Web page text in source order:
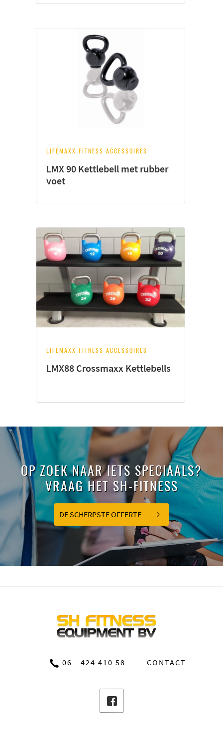
LIFEMAXX FITNESS ACCESSOIRES
LMX 90 Kettlebell met rubber
voet
LIFEMAXX FITNESS ACCESSOIRES
LMX88 Crossmaxx Kettlebells
OP ZOEK NAAR IETS SPECIAALS?
VRAAG HET SH-FITNESS
DE SCHERPSTE OFFERTE
06 - 424 410 58 CONTACT